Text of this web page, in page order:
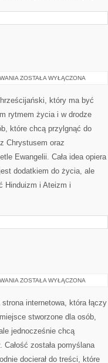
RELIGIE
ZOSTAŁA WYŁĄCZONA
który ma być
rytmem życia i w drodze
które chcą przylgnąć do
Chrystusem oraz
Ewangelii. Cała idea opiera
dodatkiem do życia, ale
Hinduizm i Ateizm i
HIPOTERAPIA
ZOSTAŁA WYŁĄCZONA
internetowa, która łączy
stworzone dla osób,
jednocześnie chcą
Całość została pomyślana
docierał do treści, które